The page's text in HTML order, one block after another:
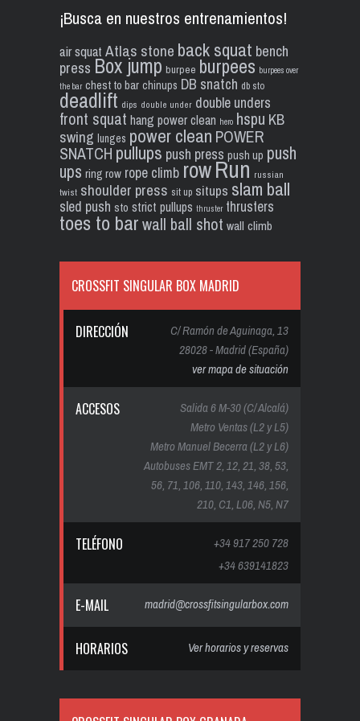
¡Busca en nuestros entrenamientos!
air squat Atlas stone back squat bench
press Box jump burpee burpees burpees over
the bar chest to bar chinups DB snatch db sto
deadlift dips double under double unders
front squat hang power clean hero hspu KB
swing lunges power clean POWER
SNATCH pullups push press push up push
ups ring row rope climb rowRun russian
twist shoulder press sit up situps slam ball
sled push sto strict pullups thruster thrusters
toes to barwall ball shot wall climb
CROSSFIT SINGULAR BOX MADRID
DIRECCIÓN
C/ Ramón de Aguinaga, 13
28028 - Madrid (España)
ver mapa de situación
ACCESOS
Salida 6 M-30 (C/ Alcalá)
Metro Ventas (L2 y L5)
Metro Manuel Becerra (L2 y L6)
Autobuses EMT 2, 12, 21, 38, 53,
56, 71, 106, 110, 143, 146, 156,
210, C1, L06, N5, N7
TELÉFONO
+34 917 250 728
+34 639141823
E-MAIL madrid@crossfitsingularbox.com
HORARIOS Ver horarios y reservas